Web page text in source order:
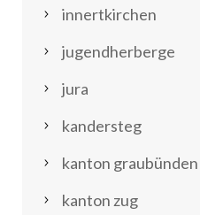
innertkirchen
jugendherberge
jura
kandersteg
kanton graubünden
kanton zug